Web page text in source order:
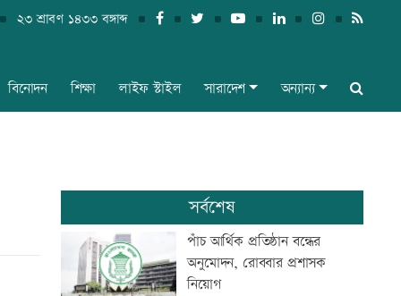
২৩ শ্রাবণ ১৪৩৩ বঙ্গাব্দ
বিনোদন শিক্ষা লাইফ স্টাইল সারাদেশ অন্যান্য
সর্বশেষ
পাঁচ আর্থিক প্রতিষ্ঠান বন্ধের
অনুমোদন, রোববার প্রশাসক
নিয়োগ